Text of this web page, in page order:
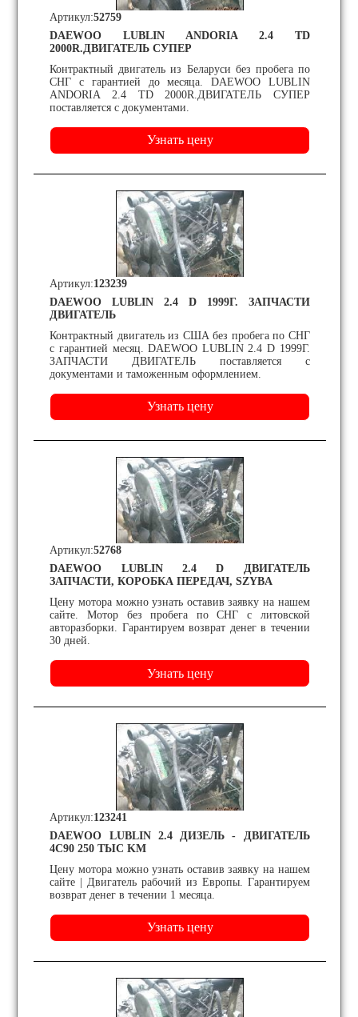
DAEWOO LUBLIN ANDORIA 2.4 TD
2000R.ДВИГАТЕЛЬ СУПЕР
Контрактный двигатель из Беларуси без пробега по
СНГ с гарантией до месяца. DAEWOO LUBLIN
ANDORIA 2.4 TD 2000R.ДВИГАТЕЛЬ СУПЕР
поставляется с документами.
Артикул:52759
DAEWOO LUBLIN 2.4 D 1999Г. ЗАПЧАСТИ
ДВИГАТЕЛЬ
Контрактный двигатель из США без пробега по СНГ
с гарантией месяц. DAEWOO LUBLIN 2.4 D 1999Г.
ЗАПЧАСТИ ДВИГАТЕЛЬ поставляется с
документами и таможенным оформлением.
Артикул:123239
DAEWOO LUBLIN 2.4 D ДВИГАТЕЛЬ
ЗАПЧАСТИ, КОРОБКА ПЕРЕДАЧ, SZYBA
Цену мотора можно узнать оставив заявку на нашем
сайте. Мотор без пробега по СНГ с литовской
авторазборки. Гарантируем возврат денег в течении
30 дней.
Артикул:52768
DAEWOO LUBLIN 2.4 ДИЗЕЛЬ - ДВИГАТЕЛЬ
4C90 250 ТЫС KM
Цену мотора можно узнать оставив заявку на нашем
сайте | Двигатель рабочий из Европы. Гарантируем
возврат денег в течении 1 месяца.
Артикул:123241